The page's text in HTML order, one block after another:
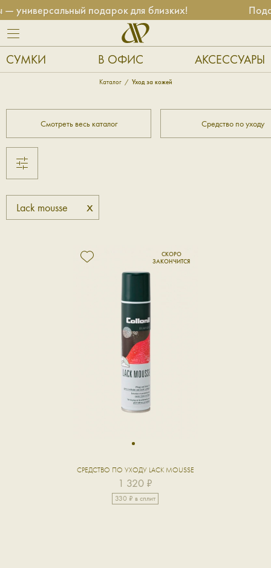
универсальный подарок для близких!
СУМКИ В ОФИС АКСЕССУАРЫ
Каталог Уход за кожей
Смотреть весь каталог Средство по уходу
Lack mousse x
1
СРЕДСТВО ПО УХОДУ LACK MOUSSE
1 320 ₽
330 ₽ в сплит